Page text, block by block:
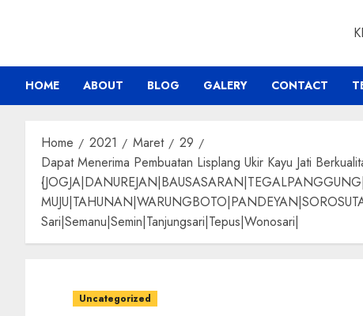
HOME ABOUT BLOG GALERY CONTACT
Home 2021 Maret
29
Dapat Menerima Pembuatan Lisplang Ukir Kayu Jati
Sari|Semanu|Semin|Tanjungsari|Tepus|Wonosari|
Uncategorized